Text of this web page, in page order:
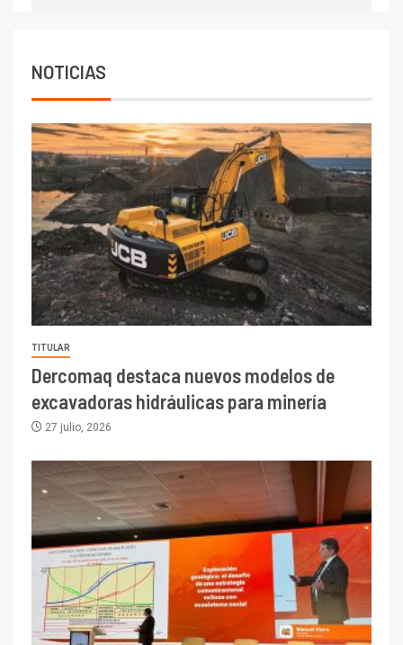
NOTICIAS
TITULAR
Dercomaq destaca nuevos modelos de
excavadoras hidráulicas para minería
27 julio, 2026